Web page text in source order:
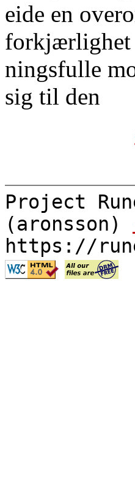
eide en
forkjærlighet
ningsfulle
sig til den
Project
(aronsson)
https://